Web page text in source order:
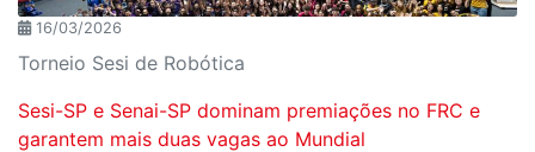
16/03/2026
Torneio Sesi de Robótica
Sesi-SP e Senai-SP dominam premiações no FRC e
garantem mais duas vagas ao Mundial